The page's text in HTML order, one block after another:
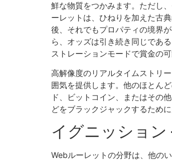
鮮な物質をつかみます。ただし
ーレットは、ひねりを加えた古
後、それでもプロパティの境界
ら、オッズは引き続き同じであ
ストレーションモードで賞金の
高解像度のリアルタイムストリ
囲気を提供します。他のほとん
ド、ビットコイン、またはその
どをブラックジャックするため
イグニッショ
Webルーレットの分野は、他の